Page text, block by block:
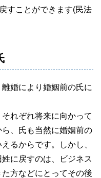
すことができます(民法
婚により婚姻前の氏に
れぞれ将来に向かって
、氏も当然に婚姻前の
るからです。しかし、
に戻すのは、ビジネス
方などにとってその後